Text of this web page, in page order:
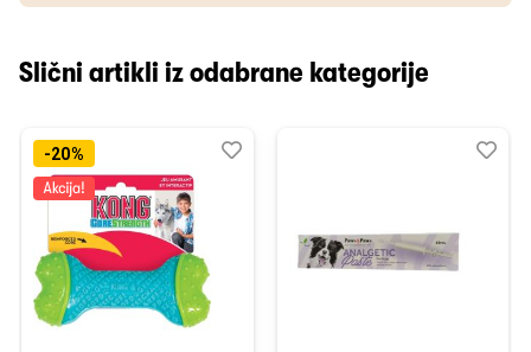
Slični artikli iz odabrane kategorije
-20%
Dodaj
Uporedi